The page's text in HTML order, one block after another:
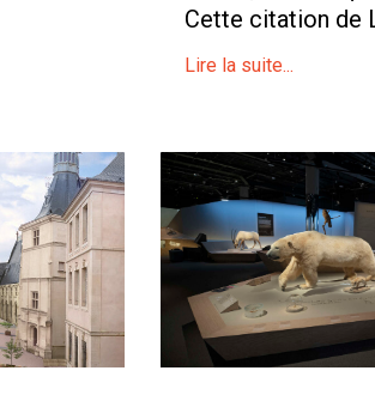
Cette citation de
Lire la suite...